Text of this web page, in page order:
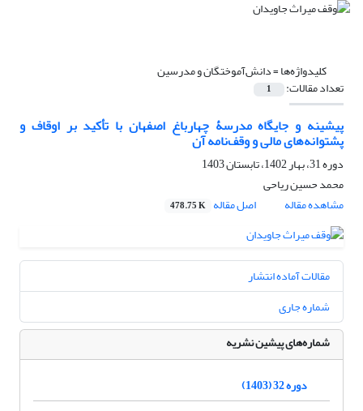
کلیدواژه‌ها =دانش‌آموختگان و مدرسین
تعداد مقالات: 1
پیشینه و جایگاه مدرسۀ چهارباغ اصفهان با تأکید بر اوقاف و
پشتوانه‌های مالی و وقف‌نامه آن
دوره 31، بهار 1402، تابستان 1403
محمد حسین ریاحی
مشاهده مقاله
اصل مقاله 478.75 K
مقالات آماده انتشار
شماره جاری
شماره‌های پیشین نشریه
دوره 32 (1403)